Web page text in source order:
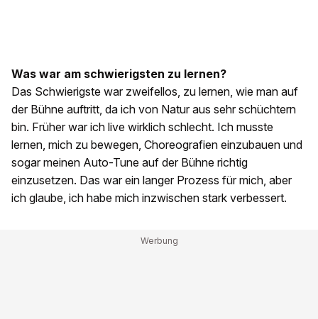
Was war am schwierigsten zu lernen?
Das Schwierigste war zweifellos, zu lernen, wie man auf
der Bühne auftritt, da ich von Natur aus sehr schüchtern
bin. Früher war ich live wirklich schlecht. Ich musste
lernen, mich zu bewegen, Choreografien einzubauen und
sogar meinen Auto-Tune auf der Bühne richtig
einzusetzen. Das war ein langer Prozess für mich, aber
ich glaube, ich habe mich inzwischen stark verbessert.